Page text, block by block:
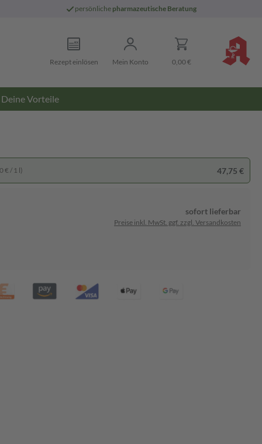
persönliche pharmazeutische Beratung
Rezept einlösen Mein Konto 0,00 €
Deine Vorteile
€ / 1 l) 47,75 €
sofort lieferbar
Preise inkl. MwSt. ggf. zzgl. Versandkosten